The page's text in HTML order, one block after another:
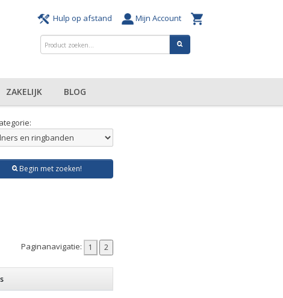
Hulp op afstand Mijn Account
ZAKELIJK BLOG
Begin met zoeken!
Paginanavigatie: